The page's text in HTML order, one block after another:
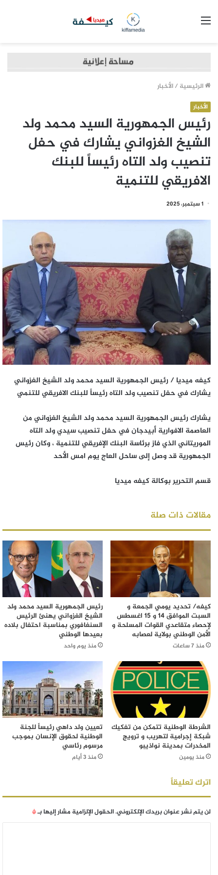
الرئيسية /الأخبار
الأخبار
رئيس الجمهورية السيد محمد ولد
الشيخ الغزواني يشارك في حفل
تنصيب ولد التاه رئيساً للبنك
الافريقي للتنمية
1 سبتمبر، 2025
كيفه ميديا / رئيس الجمهورية السيد محمد ولد الشيخ الغزواني
يشارك في حفل تنصيب ولد التاه رئيساً للبنك الافريقي للتنمي
يشارك رئيس الجمهورية السيد محمد ولد الشيخ الغزواني من
العاصمة الافوارية أبيدجان في حفل تنصيب سيدي ولد التاه
الموريتاني الذي فاز برئاسة البنك الإفريقي للتنمية ، وكان رئيس
الجمهورية قد وصل إلى ساحل العاج يوم امس الأحد
قسم التحرير بوكالة كيفه ميديا
مقالات ذات صلة
كيفه/ تحديد يومي الجمعة و
السبت الموافق 14 و 15 اغسطس
لإحصاء متقاعدي القوات المسلحة و
الأمن الوطني بولاية لعصابه
منذ 7 ساعات
رئيس الجمهورية السيد محمد ولد
الشيخ الغزواني يهنئ الرئيس
السنغافوري بمناسبة احتفال بلاده
بعيدها الوطني
منذ يوم واحد
الشرطة الوطنية تتمكن من تفكيك
شبكة إجرامية لتهريب و ترويج
المخدرات بمدينة نواذيبو
منذ يومين
تعيين ولد داهي رئيساً للجنة
الوطنية لحقوق الإنسان بموجب
مرسوم رئاسي
منذ 3 أيام
اترك تعليقاً
لن يتم نشر عنوان بريدك الإلكتروني.الحقول الإلزامية مشار إليها بـ*